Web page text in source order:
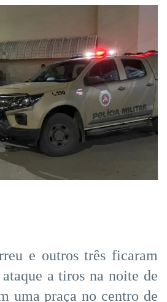
e outros três ficaram
a tiros na noite de
uma praça no centro de